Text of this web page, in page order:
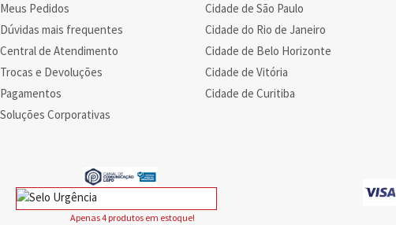
Meus Pedidos
Dúvidas mais frequentes
Central de Atendimento
Trocas e Devoluções
Pagamentos
Soluções Corporativas
Cidade de São Paulo
Cidade do Rio de Janeiro
Cidade de Belo Horizonte
Cidade de Vitória
Cidade de Curitiba
Apenas 4 produtos em estoque!